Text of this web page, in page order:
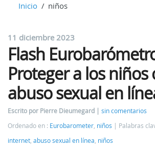
Inicio niños
11 diciembre 2023
Flash
Proteger a los niños
abuso sexual en
Escrito por Pierre Dieumegard
sin comentarios
Ordenado en : Eurobarometer niños Palabras
internet abuso sexual en línea niños